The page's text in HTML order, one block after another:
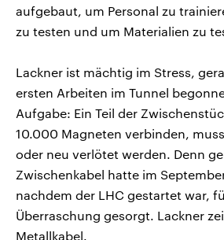
aufgebaut, um Personal zu
zu testen und um Materialien zu
Lackner ist mächtig im Stress,
ersten Arbeiten im Tunnel
Aufgabe: Ein Teil der
10.000 Magneten verbinden,
oder neu verlötet werden. Denn
Zwischenkabel hatte im
nachdem der LHC gestartet war,
Überraschung gesorgt. Lackner
Metallkabel.